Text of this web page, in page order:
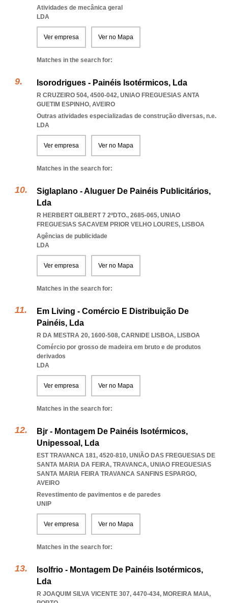
Atividades de mecânica geral
LDA
Ver empresa Ver no Mapa
Matches in the search for:
Isorodrigues - Painéis Isotérmicos, Lda
R CRUZEIRO 504, 4500-042, UNIAO FREGUESIAS ANTA
GUETIM ESPINHO, AVEIRO
Outras atividades especializadas de construção diversas, n.e.
LDA
Ver empresa Ver no Mapa
Matches in the search for:
Siglaplano - Aluguer De Painéis Publicitários,
Lda
R HERBERT GILBERT 7 2ºDTO., 2685-065, UNIAO
FREGUESIAS SACAVEM PRIOR VELHO LOURES, LISBOA
Agências de publicidade
LDA
Ver empresa Ver no Mapa
Matches in the search for:
Em Living - Comércio E Distribuição De
Painéis, Lda
R DA MESTRA 20, 1600-508, CARNIDE LISBOA, LISBOA
Comércio por grosso de madeira em bruto e de produtos
derivados
LDA
Ver empresa Ver no Mapa
Matches in the search for:
Bjr - Montagem De Painéis Isotérmicos,
Unipessoal, Lda
EST TRAVANCA 181, 4520-810, UNIÃO DAS FREGUESIAS DE
SANTA MARIA DA FEIRA, TRAVANCA, UNIAO FREGUESIAS
SANTA MARIA FEIRA TRAVANCA SANFINS ESPARGO,
AVEIRO
Revestimento de pavimentos e de paredes
UNIP
Ver empresa Ver no Mapa
Matches in the search for:
Isolfrio - Montagem De Painéis Isotérmicos,
Lda
R JOAQUIM SILVA VICENTE 307, 4470-434, MOREIRA MAIA,